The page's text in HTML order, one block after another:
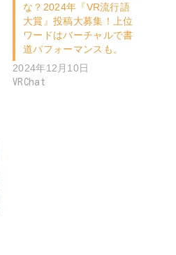
な？2024年『VR流行語
大賞』投稿大募集！上位
ワードはバーチャルで書
道パフォーマンスも。
2024年12月10日
VRChat